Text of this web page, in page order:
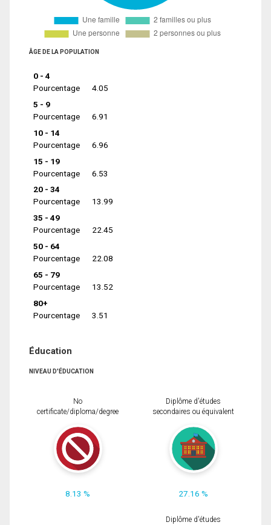
ÂGE DE LA POPULATION
0 - 4
Pourcentage
4.05
5 - 9
Pourcentage
6.91
10 - 14
Pourcentage
6.96
15 - 19
Pourcentage
6.53
20 - 34
Pourcentage
13.99
35 - 49
Pourcentage
22.45
50 - 64
Pourcentage
22.08
65 - 79
Pourcentage
13.52
80+
Pourcentage
3.51
Éducation
NIVEAU D'ÉDUCATION
No
certificate/diploma/degree
8.13 %
Diplôme d'études
secondaires ou équivalent
27.16 %
Diplôme d'études